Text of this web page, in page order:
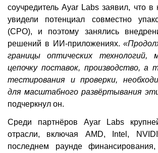
соучредитель Ayar Labs заявил, что в
увидели потенциал совместно
(CPO), и поэтому занялись
решений в ИИ-приложениях.
границы оптических технологий,
цепочку поставок, производство, а
тестирования и проверки,
для масштабного развёртывания
подчеркнул он.
Среди партнёров Ayar Labs
отрасли, включая AMD, Intel,
последнем раунде